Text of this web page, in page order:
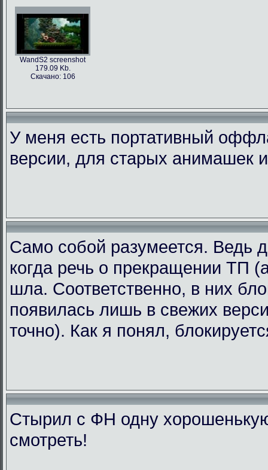
WandS2 screenshot
179.09 Kb.
Скачано: 106
У меня есть портативный
версии, для старых анимашек
Само собой разумеется. Ведь
когда речь о прекращении ТП
шла. Соответственно, в них
появилась лишь в свежих
точно). Как я понял,
Стырил с ФН одну
смотреть!